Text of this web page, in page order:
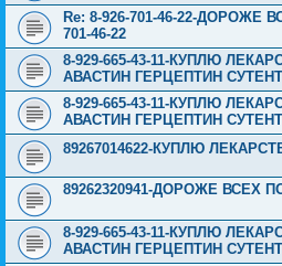
Re: 8-926-701-46-22-
701-46-22
8-929-665-43-11-КУПЛЮ
АВАСТИН ГЕРЦЕПТИН СУТЕНТ
8-929-665-43-11-КУПЛЮ
АВАСТИН ГЕРЦЕПТИН СУТЕНТ
89267014622-КУПЛЮ
89262320941-ДОРОЖЕ
8-929-665-43-11-КУПЛЮ
АВАСТИН ГЕРЦЕПТИН СУТЕНТ